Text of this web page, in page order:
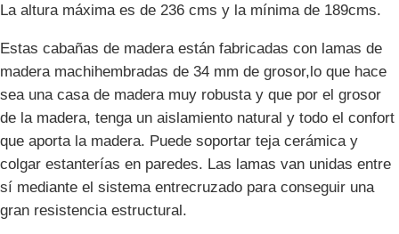
La altura máxima es de 236 cms y la mínima de 189cms.
Estas cabañas de madera están fabricadas con lamas de
madera machihembradas de 34 mm de grosor,lo que hace
sea una casa de madera muy robusta y que por el grosor
de la madera, tenga un aislamiento natural y todo el confort
que aporta la madera. Puede soportar teja cerámica y
colgar estanterías en paredes. Las lamas van unidas entre
sí mediante el sistema entrecruzado para conseguir una
gran resistencia estructural.